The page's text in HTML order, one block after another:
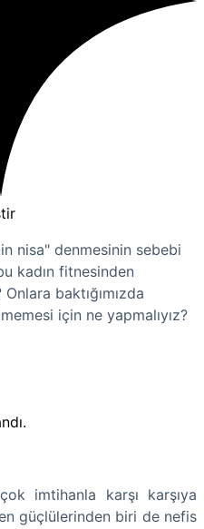
nisa" denmesinin sebebi
kadın fitnesinden
baktığımızda
için ne yapmalıyız?
imtihanla karşı karşıya
en güçlülerinden biri de nefis